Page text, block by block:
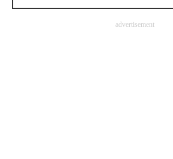
モノづくり技術者専門サイトadvertisement